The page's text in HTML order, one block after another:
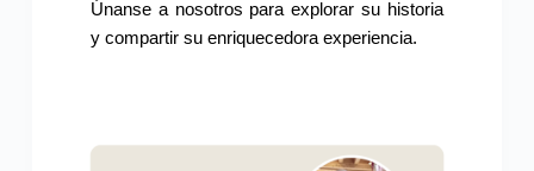
Únanse a nosotros para explorar su historia
y compartir su enriquecedora experiencia.